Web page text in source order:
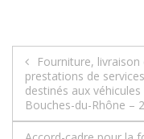
de
l’article
Fourniture,
prestations de
destinés aux
Bouches-du-Rhône –